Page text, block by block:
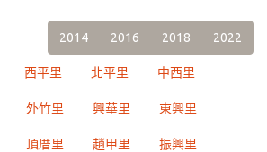
2014 2016 2018 2022
西平里 北平里 中西里
外竹里 興華里 東興里
頂厝里 趙甲里 振興里